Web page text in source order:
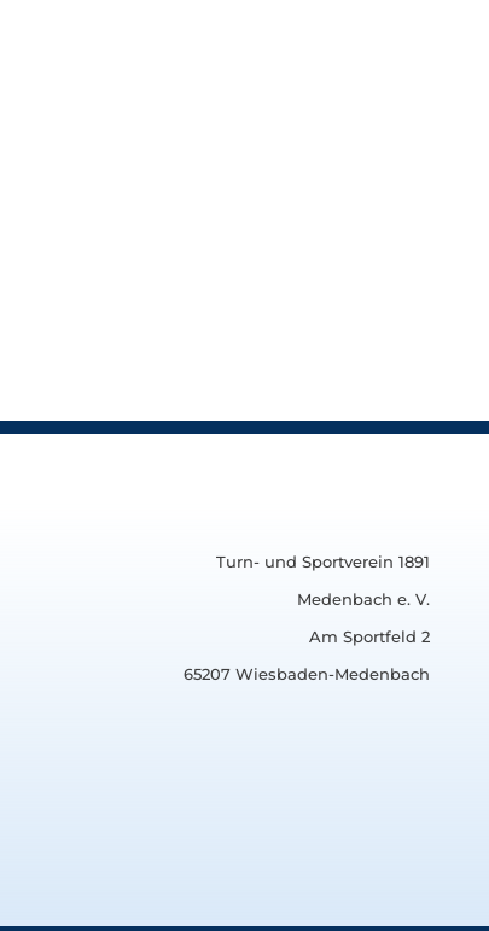
Turn- und Sportverein 1891
Medenbach e. V.
Am Sportfeld 2
65207 Wiesbaden-Medenbach